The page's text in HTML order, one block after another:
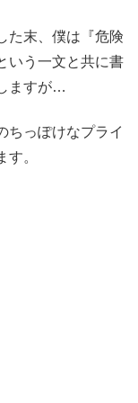
た末、僕は『危険
いう一文と共に書
ますが…
ちっぽけなプライ
。